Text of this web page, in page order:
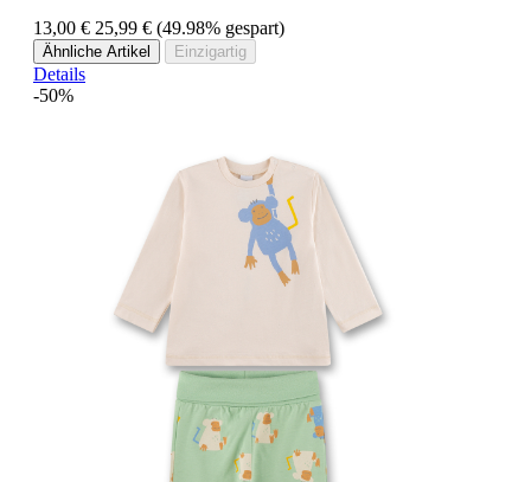
13,00 € 25,99 € (49.98% gespart)
Ähnliche Artikel Einzigartig
Details
-50%